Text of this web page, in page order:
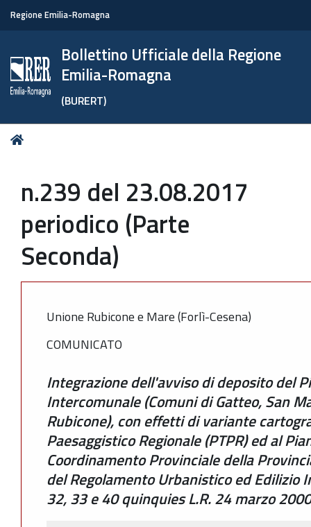
Regione Emilia-Romagna
Bollettino Ufficiale della Regione
Emilia-Romagna
(BURERT)
Tu
n.239 del 23.08.2017
periodico (Parte
Seconda)
Unione Rubicone e Mare (Forlì-Cesena)
COMUNICATO
Integrazione dell'avviso di deposito del
Intercomunale (Comuni di Gatteo, San
Rubicone), con effetti di variante
Paesaggistico Regionale (PTPR) ed al
Coordinamento Provinciale della
del Regolamento Urbanistico ed Edilizio
32, 33 e 40 quinquies L.R. 24 marzo